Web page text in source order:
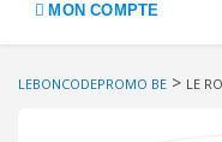
MON COMPTE
LEBONCODEPROMO BE > LE